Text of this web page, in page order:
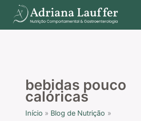
para
o
bebidas pouco
calóricas
Início
Blog de Nutrição
P
e
s